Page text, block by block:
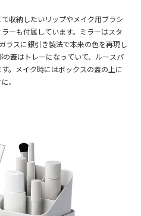
収納したいリップやメイク用ブラシ
ーも付属しています。ミラーはスタ
ラスに銀引き製法で本来の色を再現し
蓋はトレーになっていて、ルースパ
。メイク時にはボックスの蓋の上に
。